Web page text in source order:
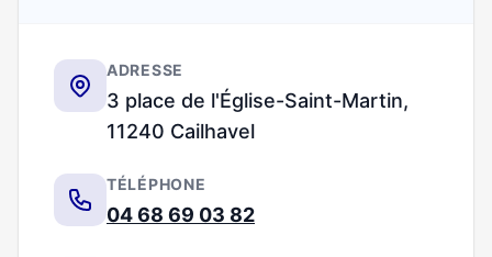
ADRESSE
3 place de l'Église-Saint-Martin,
11240 Cailhavel
TÉLÉPHONE
04 68 69 03 82